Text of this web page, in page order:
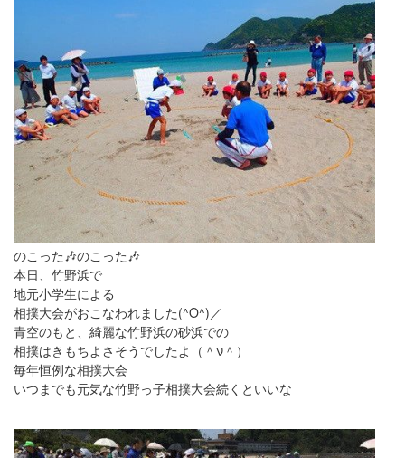
のこった🎶のこった🎶
本日、竹野浜で
地元小学生による
相撲大会がおこなわれました(^O^)／
青空のもと、綺麗な竹野浜の砂浜での
相撲はきもちよさそうでしたよ（＾ν＾）
毎年恒例な相撲大会
いつまでも元気な竹野っ子相撲大会続くといいな